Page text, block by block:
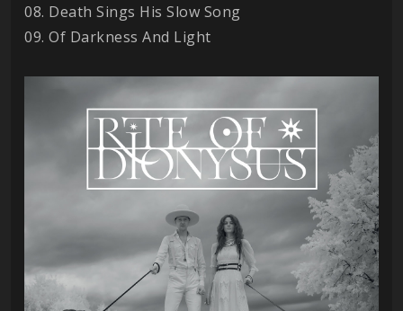
08. Death Sings His Slow Song
09. Of Darkness And Light